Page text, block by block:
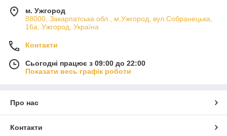
м. Ужгород
88000, Закарпатська обл., м.Ужгород, вул.Собранецька,
16а, Ужгород, Україна
Контакти
Сьогодні працює з 09:00 до 22:00
Показати весь графік роботи
Про нас
Контакти